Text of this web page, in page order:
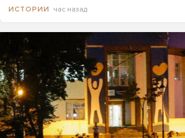
ИСТОРИИ час назад